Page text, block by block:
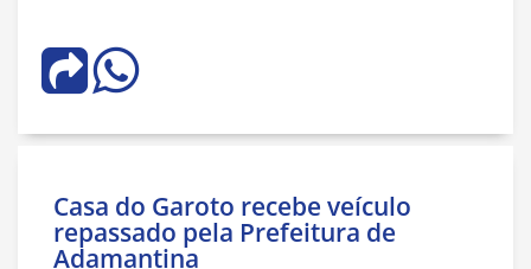
Casa do Garoto recebe veículo
repassado pela Prefeitura de
Adamantina